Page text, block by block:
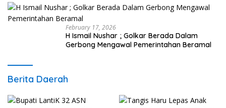
February 17, 2026
H Ismail Nushar ; Golkar Berada Dalam
Gerbong Mengawal Pemerintahan Beramal
Berita Daerah